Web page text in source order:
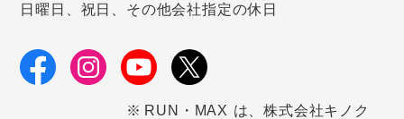
日曜日、祝日、その他会社指定の休日
RUN・MAX は、株式会社キノク